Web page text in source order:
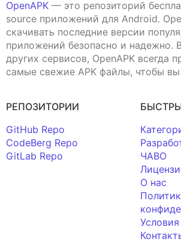
OpenAPK — это репозиторий
source приложений для Android.
скачивать последние версии
приложений безопасно и надежно.
других сервисов, OpenAPK всегда
самые свежие APK файлы, чтобы
РЕПОЗИТОРИИ
GitHub Repo
CodeBerg Repo
GitLab Repo
ЧАВО
О нас
Условия